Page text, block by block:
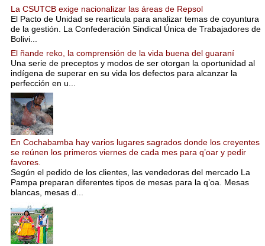
La CSUTCB exige nacionalizar las áreas de Repsol
El Pacto de Unidad se rearticula para analizar temas de coyuntura
de la gestión. La Confederación Sindical Única de Trabajadores de
Bolivi...
El ñande reko, la comprensión de la vida buena del guaraní
Una serie de preceptos y modos de ser otorgan la oportunidad al
indígena de superar en su vida los defectos para alcanzar la
perfección en u...
En Cochabamba hay varios lugares sagrados donde los creyentes
se reúnen los primeros viernes de cada mes para q’oar y pedir
favores.
Según el pedido de los clientes, las vendedoras del mercado La
Pampa preparan diferentes tipos de mesas para la q’oa. Mesas
blancas, mesas d...